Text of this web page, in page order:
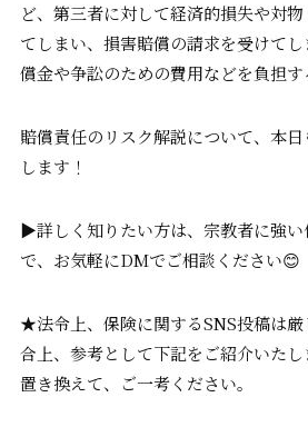
ど、第三者に対して経済的損失や対
てしまい、損害賠償の請求を受けて
償金や争訟のための費用などを負担す
賠償責任のリスク解説について、本
します！
▶︎詳しく知りたい方は、宗教者に強
で、お気軽にDMでご相談ください😊
★法令上、保険に関するSNS投稿は
合上、参考として下記をご紹介いた
置き換えて、ご一考ください。